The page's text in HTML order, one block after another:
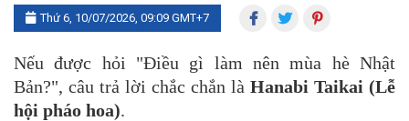
Thứ 6, 10/07/2026, 09:09 GMT+7
Nếu được hỏi "Điều gì làm nên mùa hè Nhật
Bản?", câu trả lời chắc chắn là Hanabi Taikai (Lễ
hội pháo hoa).